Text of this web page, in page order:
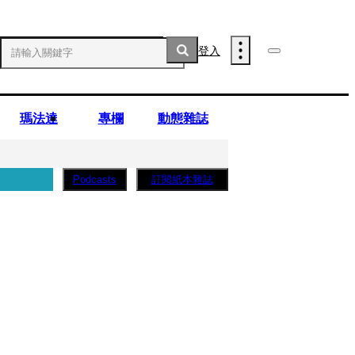
登入
瑪法達 專欄 動態雜誌
Podcasts 訂閱紙本雜誌